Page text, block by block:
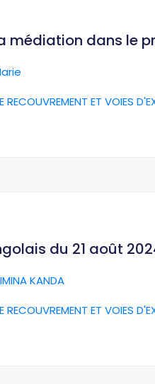
médiation dans le
RECOUVREMENT ET VOIES
du 21 août
KANDA
RECOUVREMENT ET VOIES